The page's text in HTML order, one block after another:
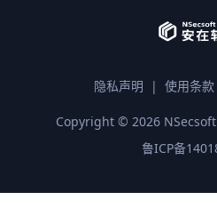
隐私声明 | 使用条款
Copyright © 2026NSecsoft
鲁ICP备